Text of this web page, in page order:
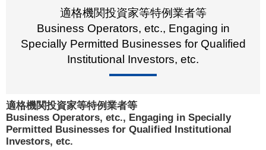
適格機関投資家等特例業者等
Business Operators, etc., Engaging in
Specially Permitted Businesses for Qualified
Institutional Investors, etc.
適格機関投資家等特例業者等
Business Operators, etc., Engaging in Specially
Permitted Businesses for Qualified Institutional
Investors, etc.